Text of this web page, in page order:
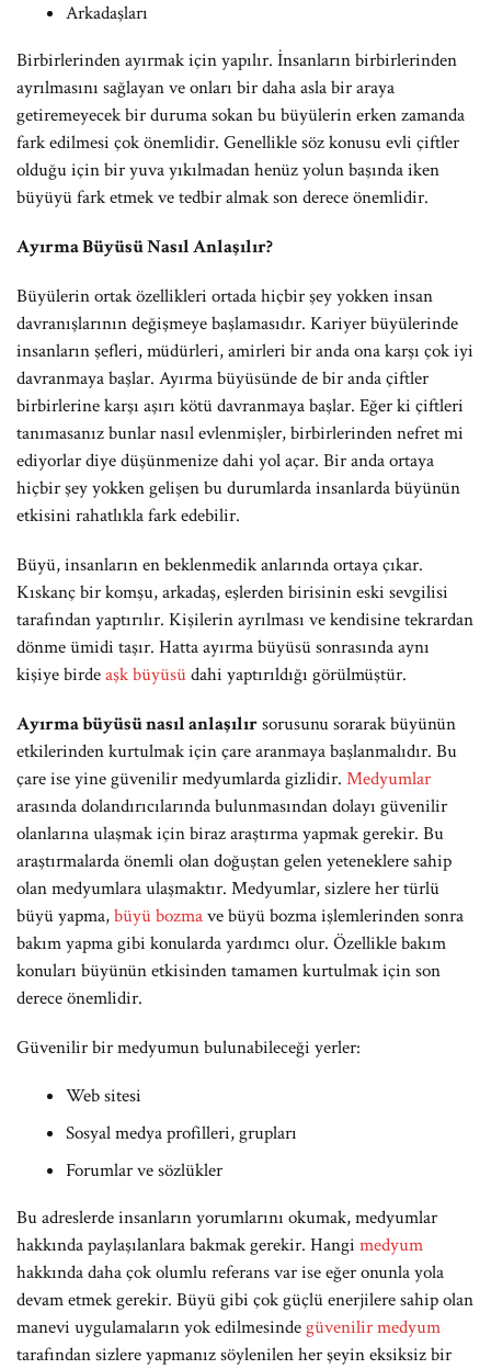
Arkadaşları
Birbirlerinden ayırmak için yapılır. İnsanların birbirlerinden
ayrılmasını sağlayan ve onları bir daha asla bir araya
getiremeyecek bir duruma sokan bu büyülerin erken zamanda
fark edilmesi çok önemlidir. Genellikle söz konusu evli çiftler
olduğu için bir yuva yıkılmadan henüz yolun başında iken
büyüyü fark etmek ve tedbir almak son derece önemlidir.
Ayırma Büyüsü Nasıl Anlaşılır?
Büyülerin ortak özellikleri ortada hiçbir şey yokken insan
davranışlarının değişmeye başlamasıdır. Kariyer büyülerinde
insanların şefleri, müdürleri, amirleri bir anda ona karşı çok iyi
davranmaya başlar. Ayırma büyüsünde de bir anda çiftler
birbirlerine karşı aşırı kötü davranmaya başlar. Eğer ki çiftleri
tanımasanız bunlar nasıl evlenmişler, birbirlerinden nefret mi
ediyorlar diye düşünmenize dahi yol açar. Bir anda ortaya
hiçbir şey yokken gelişen bu durumlarda insanlarda büyünün
etkisini rahatlıkla fark edebilir.
Büyü, insanların en beklenmedik anlarında ortaya çıkar.
Kıskanç bir komşu, arkadaş, eşlerden birisinin eski sevgilisi
tarafından yaptırılır. Kişilerin ayrılması ve kendisine tekrardan
dönme ümidi taşır. Hatta ayırma büyüsü sonrasında aynı
kişiye birdeaşk büyüsüdahi yaptırıldığı görülmüştür.
Ayırma büyüsü nasıl anlaşılırsorusunu sorarak büyünün
etkilerinden kurtulmak için çare aranmaya başlanmalıdır. Bu
çare ise yine güvenilir medyumlarda gizlidir. Medyumlar
arasında dolandırıcılarında bulunmasından dolayı güvenilir
olanlarına ulaşmak için biraz araştırma yapmak gerekir. Bu
araştırmalarda önemli olan doğuştan gelen yeteneklere sahip
olan medyumlara ulaşmaktır. Medyumlar, sizlere her türlü
büyü yapma,büyü bozmave büyü bozma işlemlerinden sonra
bakım yapma gibi konularda yardımcı olur. Özellikle bakım
konuları büyünün etkisinden tamamen kurtulmak için son
derece önemlidir.
Güvenilir bir medyumun bulunabileceği yerler:
Web sitesi
Sosyal medya profilleri, grupları
Forumlar ve sözlükler
Bu adreslerde insanların yorumlarını okumak, medyumlar
hakkında paylaşılanlara bakmak gerekir. Hangi medyum
hakkında daha çok olumlu referans var ise eğer onunla yola
devam etmek gerekir. Büyü gibi çok güçlü enerjilere sahip olan
manevi uygulamaların yok edilmesindegüvenilir medyum
tarafından sizlere yapmanız söylenilen her şeyin eksiksiz bir